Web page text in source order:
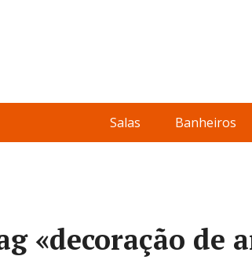
Salas Banheiros
«decoração de